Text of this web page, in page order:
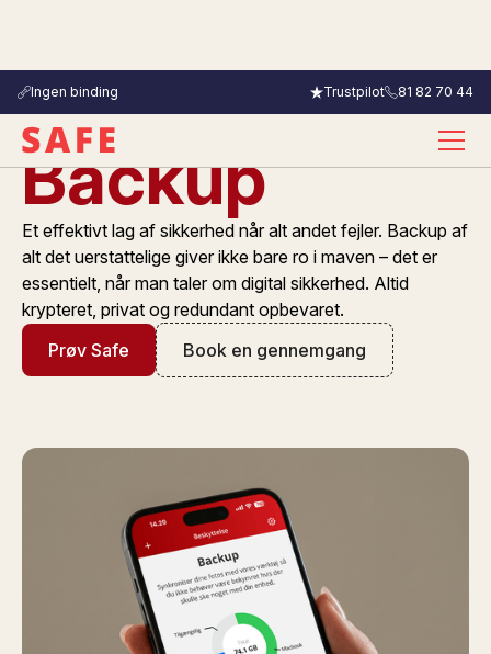
Ingen binding Trustpilot 81 82 70 44
Backup
Et effektivt lag af sikkerhed når alt andet fejler. Backup af
alt det uerstattelige giver ikke bare ro i maven – det er
essentielt, når man taler om digital sikkerhed. Altid
krypteret, privat og redundant opbevaret.
Prøv Safe
Book en gennemgang